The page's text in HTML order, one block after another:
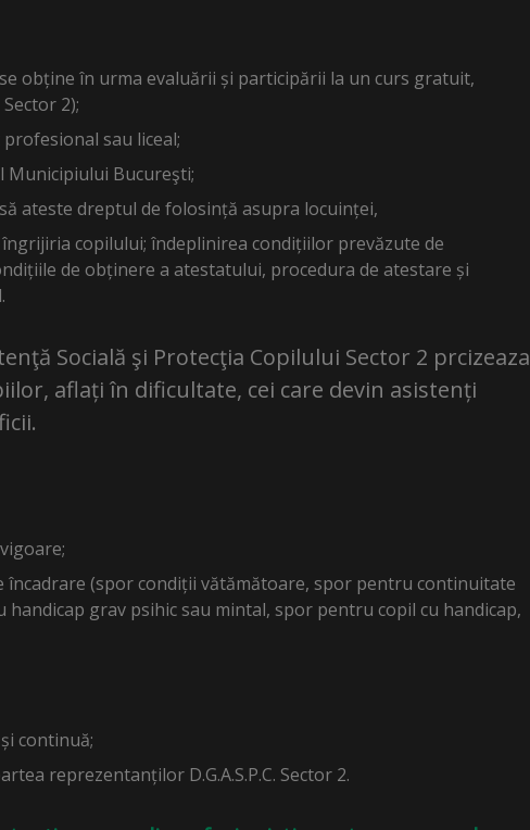
obține în urma evaluării și participării la un curs gratuit,
2);
sau liceal;
Municipiului Bucureşti;
ateste dreptul de folosință asupra locuinței,
copilului; îndeplinirea condițiilor prevăzute de
de obținere a atestatului, procedura de atestare și
Socială şi Protecţia Copilului Sector 2 prcizeaza
aflați în dificultate, cei care devin asistenți
încadrare (spor condiții vătămătoare, spor pentru continuitate
grav psihic sau mintal, spor pentru copil cu handicap,
continuă;
reprezentanților D.G.A.S.P.C. Sector 2.